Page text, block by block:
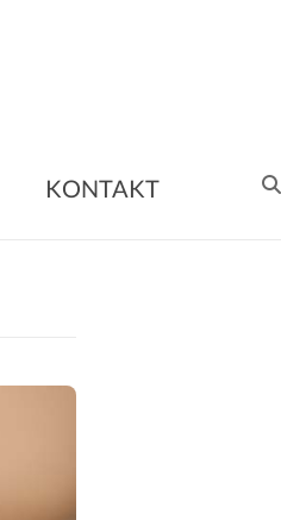
KONTAKT